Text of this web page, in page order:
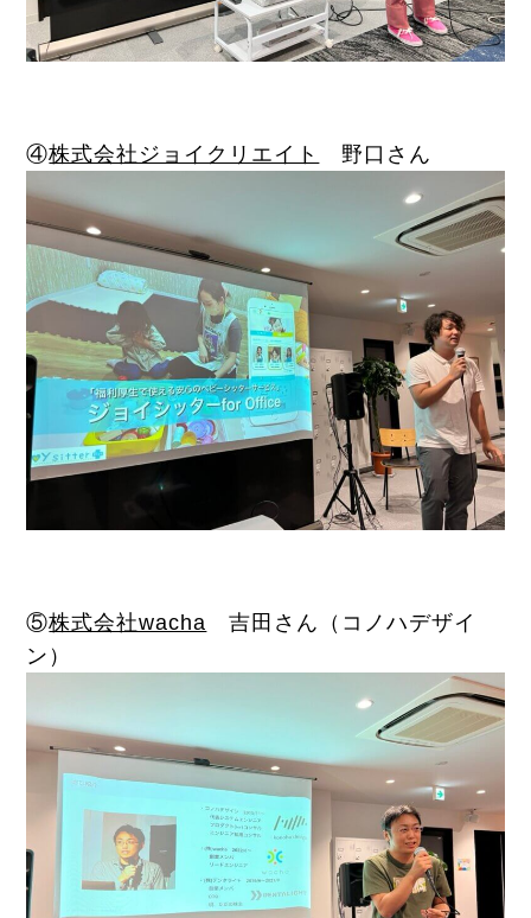
④株式会社ジョイクリエイト 野口さん
⑤株式会社wacha 吉田さん（コノハデザイ
ン）